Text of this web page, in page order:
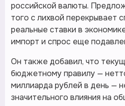
российской валюты.
того с лихвой перекрывает
реальные ставки в
импорт и спрос еще
Он также добавил, что
бюджетному правилу —
миллиарда рублей в день —
значительного влияния на